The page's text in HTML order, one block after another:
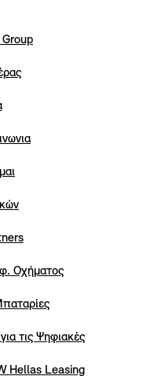
Group
Οχήματος
τις Ψηφιακές
Hellas Leasing